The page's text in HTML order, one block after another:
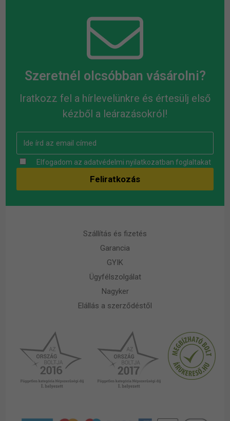
Szeretnél olcsóbban vásárolni?
Iratkozz fel a hírlevelünkre és értesülj első
kézből a leárazásokról!
Elfogadom az adatvédelmi nyilatkozatban foglaltakat
Szállítás és fizetés
Garancia
GYIK
Ügyfélszolgálat
Nagyker
Elállás a szerződéstől